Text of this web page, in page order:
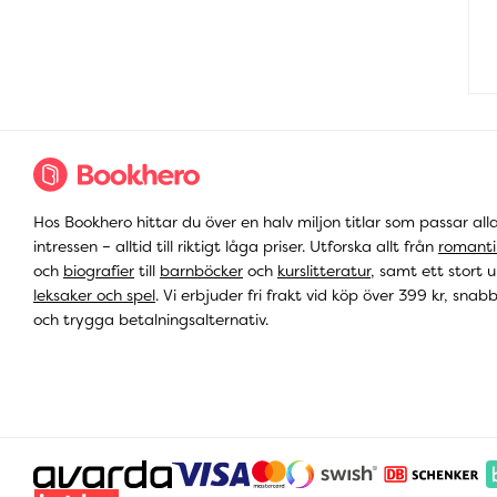
Hos Bookhero hittar du över en halv miljon titlar som passar
intressen – alltid till riktigt låga priser. Utforska allt från
och biografier till barnböcker och kurslitteratur, samt ett stort
leksaker och spel. Vi erbjuder fri frakt vid köp över 399 kr,
och trygga betalningsalternativ.